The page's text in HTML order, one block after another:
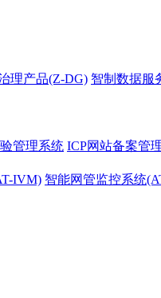
理产品(Z-DG) 智制数据服
管理系统 ICP网站备案管
IVM) 智能网管监控系统